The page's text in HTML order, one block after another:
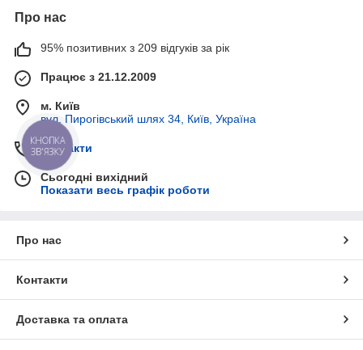
Про нас
95% позитивних з 209 відгуків за рік
Працює з 21.12.2009
м. Київ
вул. Пирогівський шлях 34, Київ, Україна
Контакти
Сьогодні вихідний
Показати весь графік роботи
Про нас
Контакти
Доставка та оплата
КНОПКА
ЗВ'ЯЗКУ